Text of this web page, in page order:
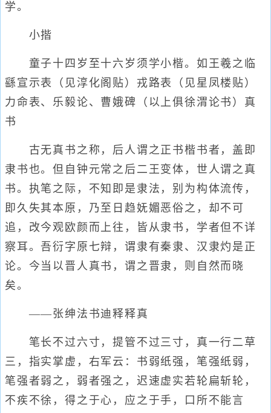
学。
小揩
童子十四岁至十六岁须学小楷。如王羲之临
繇宣示表（见淳化阁贴）戎路表（见星凤楼贴）
力命表、乐毅论、曹娥碑（以上俱徐渭论书）真
书
古无真书之称，后人谓之正书楷书者，盖即
隶书也。但自钟元常之后二王变体，世人谓之真
书。执笔之际，不知即是隶法，别为构体流传，
即久失其本原，乃至日趋妩媚恶俗之，却不可
追，改今观欧颜而上往，皆从隶书，学者但不详
察耳。吾衍字原七辩，谓隶有秦隶、汉隶灼是正
论。今当以晋人真书，谓之晋隶，则自然而晓
矣。
——张绅法书迪释释真
笔长不过六寸，提管不过三寸，真一行二草
三，指实掌虚，右军云：书弱纸强，笔强纸弱，
笔强者弱之，弱者强之，迟速虚实若轮扁斩轮，
不疾不徐，得之于心，应之于手，口所不能言